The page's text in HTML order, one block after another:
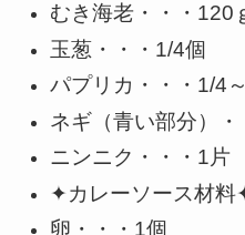
むき海老・・・120
玉葱・・・1/4個
パプリカ・・・1/4
ネギ（青い部分）・
ニンニク・・・1片
✦カレーソース材料
卵・・・1個